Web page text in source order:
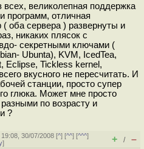
всех, великолепная поддержка
программ, отличная
( оба сервера ) развернуты и
никаких плясок с
секретными ключами (
Ubunta), KVM, IcedTea,
Eclipse, Tickless kernel,
вкусного не пересчитать. И
станции, просто супер
глюка. Может мне просто
по возрасту и
?
19:08, 30/07/2008 [^] [^^] [^^^]
] + / –